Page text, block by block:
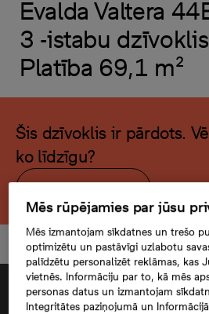
Evalda Valtera
3 -istabu
Platība 69,1 m²
Šis dzīvoklis ir pārdots.
ko līdzīgu?
Mēs rūpējamies par jūsu
Mēs izmantojam sīkdatnes un trešo
optimizētu un pastāvīgi uzlabotu
palīdzētu personalizēt reklāmas, kas
vietnēs. Informāciju par to, kā mēs
personas datus un izmantojam
Integritātes paziņojumā un